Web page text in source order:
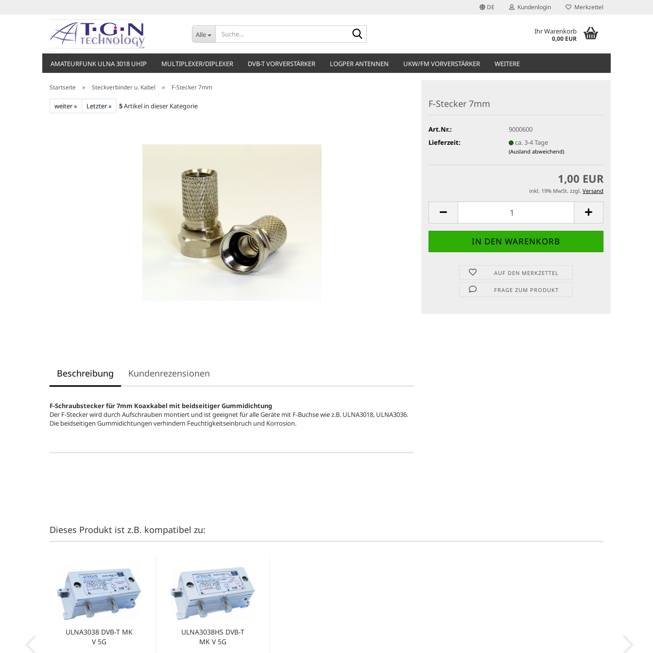
DE Kundenlogin Merkzettel
Alle Ihr Warenkorb
0,00 EUR
AMATEURFUNK ULNA 3018 UHIP MULTIPLEXER/DIPLEXER DVB-T VORVERSTÄRKER LOGPER ANTENNEN UKW/FM VORVERSTÄRKER WEITERE
Startseite » Steckverbinder u. Kabel » F-Stecker 7mm
weiter » Letzter » 5Artikel in dieser Kategorie F-Stecker 7mm
Art.Nr.:
9000600
Lieferzeit:
ca. 3-4 Tage
(Ausland abweichend)
1,00 EUR
inkl. 19% MwSt. zzgl. Versand
AUF DEN MERKZETTEL
FRAGE ZUM PRODUKT
Beschreibung Kundenrezensionen
F-Schraubstecker für 7mm Koaxkabel mit beidseitiger Gummidichtung
Der F-Stecker wird durch Aufschrauben montiert und ist geeignet für alle Geräte mit F-Buchse wie z.B. ULNA3018, ULNA3036.
Die beidseitigen Gummidichtungen verhindern Feuchtigkeitseinbruch und Korrosion.
Dieses Produkt ist z.B. kompatibel zu:
ULNA3038 DVB-T MK
V 5G
ULNA3038HS DVB-T
MK V 5G